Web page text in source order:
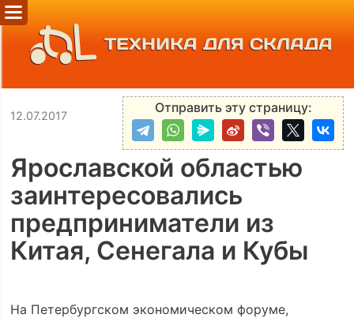
ТЕХНИКА ДЛЯ СКЛАДА
Отправить эту страницу:
12.07.2017
Ярославской областью
заинтересовались
предприниматели из
Китая, Сенегала и Кубы
На Петербургском экономическом форуме,